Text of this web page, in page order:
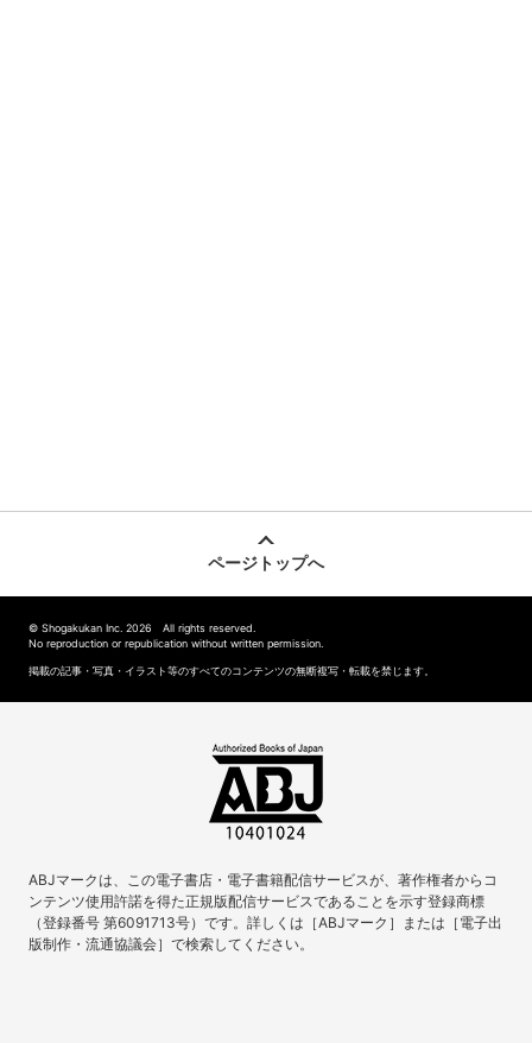
ページトップへ
© Shogakukan Inc. 2026 All rights reserved.
No reproduction or republication without written permission.
掲載の記事・写真・イラスト等のすべてのコンテンツの無断複写・転載を禁じます。
ABJマークは、この電子書店・電子書籍配信サービスが、著作権者からコ
ンテンツ使用許諾を得た正規版配信サービスであることを示す登録商標
（登録番号 第6091713号）です。詳しくは［ABJマーク］または［電子出
版制作・流通協議会］で検索してください。